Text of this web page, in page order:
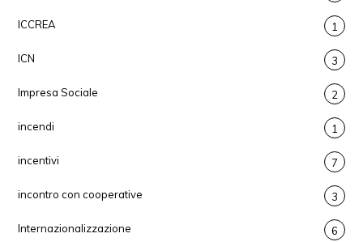
ICCREA 1
ICN 3
Impresa Sociale 2
incendi 1
incentivi 7
incontro con cooperative 3
Internazionalizzazione 6